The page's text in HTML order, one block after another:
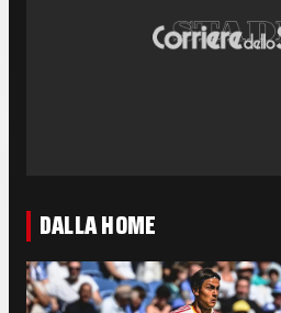
DALLA HOME